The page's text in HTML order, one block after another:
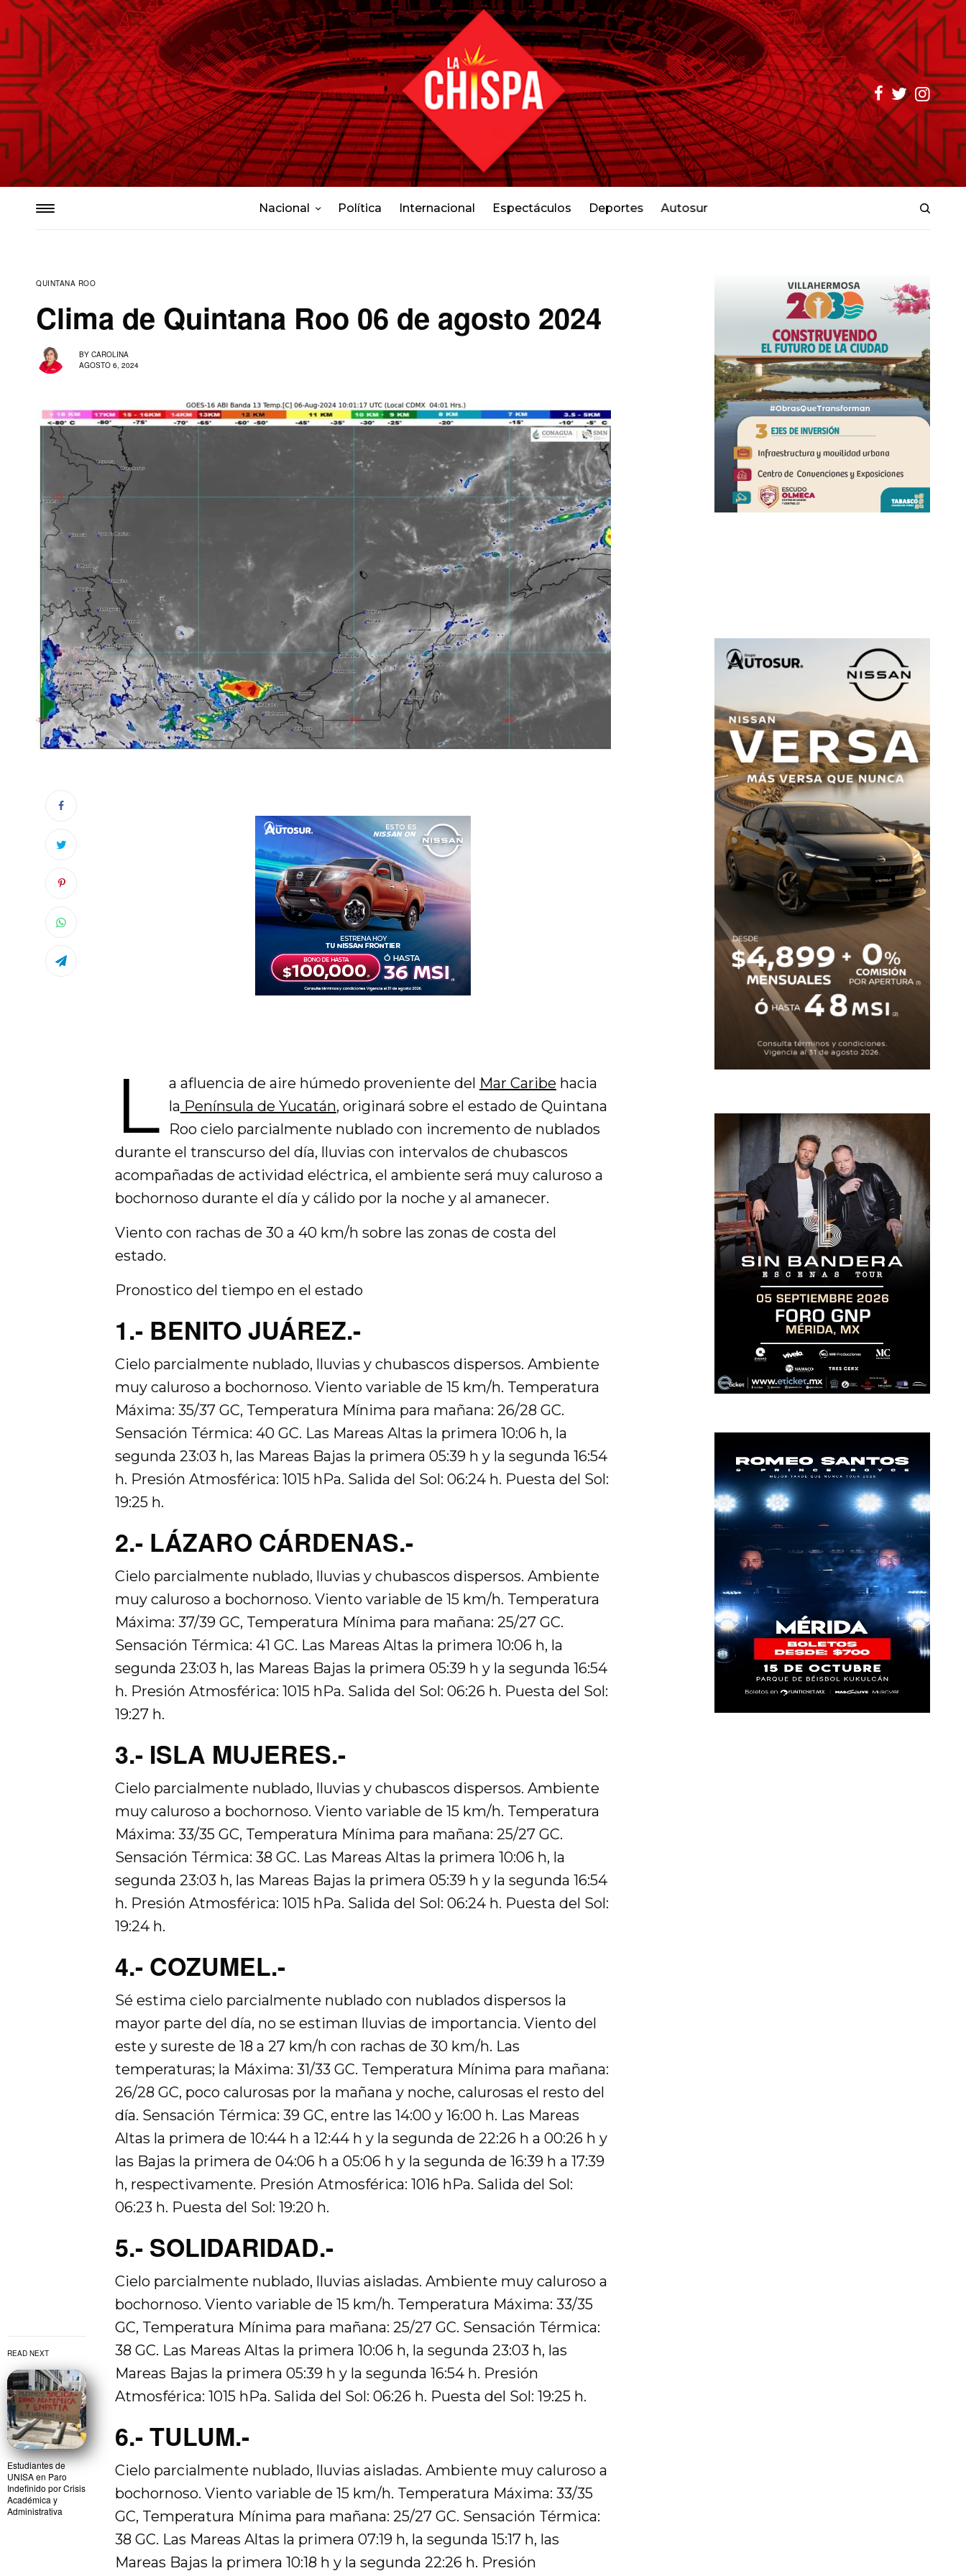
Nacional Política Internacional Espectáculos Deportes Autosur
QUINTANA ROO
Clima de Quintana Roo 06 de agosto 2024
BY CAROLINA
AGOSTO 6, 2024
READ NEXT
Estudiantes de
UNISA en Paro
Indefinido por Crisis
Académica y
Administrativa
L a afluencia de aire húmedo proveniente del Mar Caribe hacia
la Península de Yucatán, originará sobre el estado de Quintana
Roo cielo parcialmente nublado con incremento de nublados
durante el transcurso del día, lluvias con intervalos de chubascos
acompañadas de actividad eléctrica, el ambiente será muy caluroso a
bochornoso durante el día y cálido por la noche y al amanecer.
Viento con rachas de 30 a 40 km/h sobre las zonas de costa del
estado.
Pronostico del tiempo en el estado
1.- BENITO JUÁREZ.-
Cielo parcialmente nublado, lluvias y chubascos dispersos. Ambiente
muy caluroso a bochornoso. Viento variable de 15 km/h. Temperatura
Máxima: 35/37 GC, Temperatura Mínima para mañana: 26/28 GC.
Sensación Térmica: 40 GC. Las Mareas Altas la primera 10:06 h, la
segunda 23:03 h, las Mareas Bajas la primera 05:39 h y la segunda 16:54
h. Presión Atmosférica: 1015 hPa. Salida del Sol: 06:24 h. Puesta del Sol:
19:25 h.
2.- LÁZARO CÁRDENAS.-
Cielo parcialmente nublado, lluvias y chubascos dispersos. Ambiente
muy caluroso a bochornoso. Viento variable de 15 km/h. Temperatura
Máxima: 37/39 GC, Temperatura Mínima para mañana: 25/27 GC.
Sensación Térmica: 41 GC. Las Mareas Altas la primera 10:06 h, la
segunda 23:03 h, las Mareas Bajas la primera 05:39 h y la segunda 16:54
h. Presión Atmosférica: 1015 hPa. Salida del Sol: 06:26 h. Puesta del Sol:
19:27 h.
3.- ISLA MUJERES.-
Cielo parcialmente nublado, lluvias y chubascos dispersos. Ambiente
muy caluroso a bochornoso. Viento variable de 15 km/h. Temperatura
Máxima: 33/35 GC, Temperatura Mínima para mañana: 25/27 GC.
Sensación Térmica: 38 GC. Las Mareas Altas la primera 10:06 h, la
segunda 23:03 h, las Mareas Bajas la primera 05:39 h y la segunda 16:54
h. Presión Atmosférica: 1015 hPa. Salida del Sol: 06:24 h. Puesta del Sol:
19:24 h.
4.- COZUMEL.-
Sé estima cielo parcialmente nublado con nublados dispersos la
mayor parte del día, no se estiman lluvias de importancia. Viento del
este y sureste de 18 a 27 km/h con rachas de 30 km/h. Las
temperaturas; la Máxima: 31/33 GC. Temperatura Mínima para mañana:
26/28 GC, poco calurosas por la mañana y noche, calurosas el resto del
día. Sensación Térmica: 39 GC, entre las 14:00 y 16:00 h. Las Mareas
Altas la primera de 10:44 h a 12:44 h y la segunda de 22:26 h a 00:26 h y
las Bajas la primera de 04:06 h a 05:06 h y la segunda de 16:39 h a 17:39
h, respectivamente. Presión Atmosférica: 1016 hPa. Salida del Sol:
06:23 h. Puesta del Sol: 19:20 h.
5.- SOLIDARIDAD.-
Cielo parcialmente nublado, lluvias aisladas. Ambiente muy caluroso a
bochornoso. Viento variable de 15 km/h. Temperatura Máxima: 33/35
GC, Temperatura Mínima para mañana: 25/27 GC. Sensación Térmica:
38 GC. Las Mareas Altas la primera 10:06 h, la segunda 23:03 h, las
Mareas Bajas la primera 05:39 h y la segunda 16:54 h. Presión
Atmosférica: 1015 hPa. Salida del Sol: 06:26 h. Puesta del Sol: 19:25 h.
6.- TULUM.-
Cielo parcialmente nublado, lluvias aisladas. Ambiente muy caluroso a
bochornoso. Viento variable de 15 km/h. Temperatura Máxima: 33/35
GC, Temperatura Mínima para mañana: 25/27 GC. Sensación Térmica:
38 GC. Las Mareas Altas la primera 07:19 h, la segunda 15:17 h, las
Mareas Bajas la primera 10:18 h y la segunda 22:26 h. Presión